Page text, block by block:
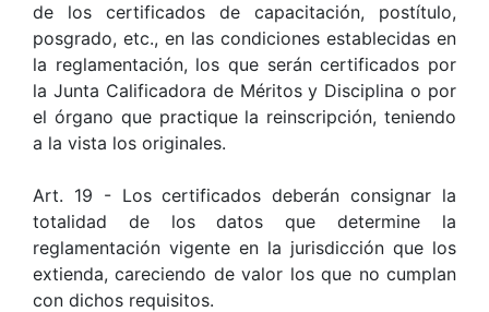
de los certificados de capacitación, postítulo,
posgrado, etc., en las condiciones establecidas en
la reglamentación, los que serán certificados por
la Junta Calificadora de Méritos y Disciplina o por
el órgano que practique la reinscripción, teniendo
a la vista los originales.
Art. 19 - Los certificados deberán consignar la
totalidad de los datos que determine la
reglamentación vigente en la jurisdicción que los
extienda, careciendo de valor los que no cumplan
con dichos requisitos.